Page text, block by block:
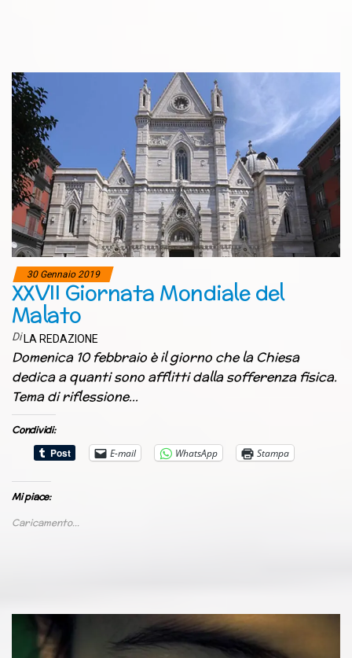
30 Gennaio 2019
XXVII Giornata Mondiale del
Malato
Di LA REDAZIONE
Domenica 10 febbraio è il giorno che la Chiesa
dedica a quanti sono afflitti dalla sofferenza fisica.
Tema di riflessione…
Condividi:
E-mail
WhatsApp Stampa
Mi piace:
Caricamento...